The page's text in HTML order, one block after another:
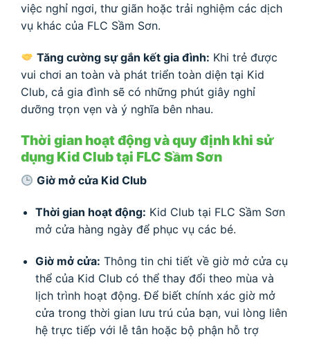
việc nghỉ ngơi, thư giãn hoặc trải nghiệm các dịch
vụ khác của FLC Sầm Sơn.
Tăng cường sự gắn kết gia đình: Khi trẻ được
vui chơi an toàn và phát triển toàn diện tại Kid
Club, cả gia đình sẽ có những phút giây nghỉ
dưỡng trọn vẹn và ý nghĩa bên nhau.
Thời gian hoạt động và quy định khi sử
dụng Kid Club tại FLC Sầm Sơn
Giờ mở cửa Kid Club
Thời gian hoạt động: Kid Club tại FLC Sầm Sơn
mở cửa hàng ngày để phục vụ các bé.
Giờ mở cửa: Thông tin chi tiết về giờ mở cửa cụ
thể của Kid Club có thể thay đổi theo mùa và
lịch trình hoạt động. Để biết chính xác giờ mở
cửa trong thời gian lưu trú của bạn, vui lòng liên
hệ trực tiếp với lễ tân hoặc bộ phận hỗ trợ